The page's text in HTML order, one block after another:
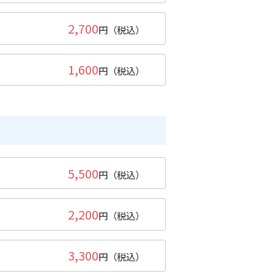
2,700円（税込）
1,600円（税込）
5,500円（税込）
2,200円（税込）
3,300円（税込）